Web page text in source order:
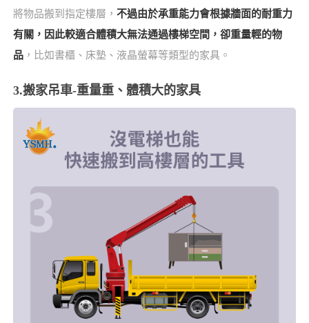
將物品搬到指定樓層， 不過由於承重能力會根據牆面的耐重力
有關，因此較適合體積大無法通過樓梯空間，卻重量輕的物
品，比如書櫃、床墊、液晶螢幕等類型的家具。
3.搬家吊車-重量重、體積大的家具